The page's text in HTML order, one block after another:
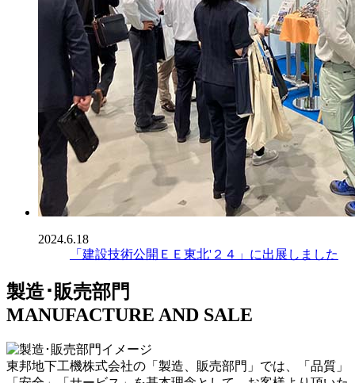
2024.6.18
「建設技術公開ＥＥ東北'２４」に出展しました
製造･販売部門
MANUFACTURE AND SALE
東邦地下工機株式会社の「製造、販売部門」では、「品質」